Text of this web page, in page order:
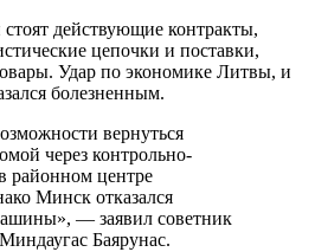
действующие контракты,
цепочки и поставки,
Удар по экономике Литвы, и
болезненным.
вернуться
через контрольно-
районном центре
Минск отказался
— заявил советник
Баярунас.